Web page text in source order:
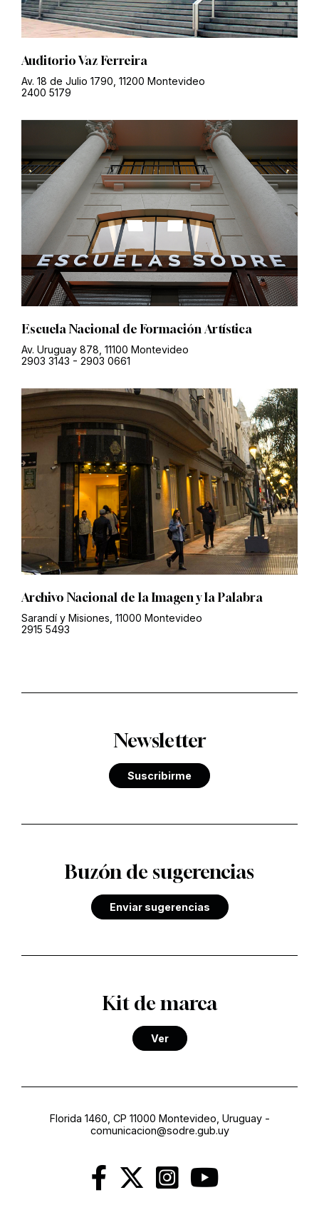
Auditorio Vaz Ferreira
Av. 18 de Julio 1790, 11200 Montevideo
2400 5179
Escuela Nacional de Formación Artística
Av. Uruguay 878, 11100 Montevideo
2903 3143 - 2903 0661
Archivo Nacional de la Imagen y la Palabra
Sarandí y Misiones, 11000 Montevideo
2915 5493
Newsletter
Suscribirme
Buzón de sugerencias
Enviar sugerencias
Kit de marca
Ver
Florida 1460, CP 11000 Montevideo, Uruguay-
comunicacion@sodre.gub.uy